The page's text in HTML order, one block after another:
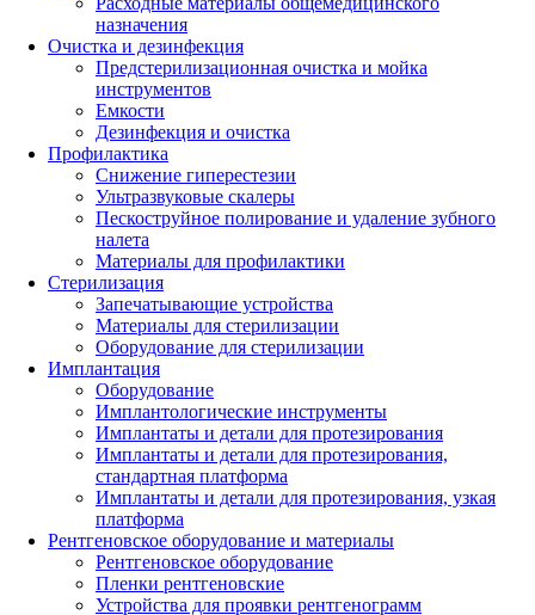
назначения
Очистка и дезинфекция
Предстерилизационная очистка и мойка
инструментов
Емкости
Дезинфекция и очистка
Профилактика
Снижение гиперестезии
Ультразвуковые скалеры
Пескоструйное полирование и удаление зубного
налета
Материалы для профилактики
Стерилизация
Запечатывающие устройства
Материалы для стерилизации
Оборудование для стерилизации
Имплантация
Оборудование
Имплантологические инструменты
Имплантаты и детали для протезирования
Имплантаты и детали для протезирования,
стандартная платформа
Имплантаты и детали для протезирования, узкая
платформа
Рентгеновское оборудование и материалы
Рентгеновское оборудование
Пленки рентгеновские
Устройства для проявки рентгенограмм